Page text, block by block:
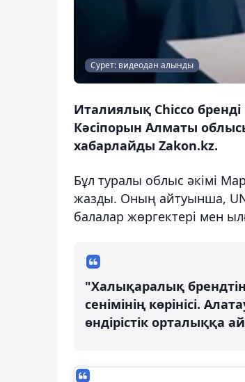
Сурет: видеодан алынды
Италиялық Chicco бренді
Кәсіпорын Алматы
хабарлайды Zakon.kz.
Бұл туралы облыс әкімі
жазды. Оның айтуынша,
балалар жөргектері мен
"Халықаралық
сенімінің көрінісі.
өндірістік орталыққа